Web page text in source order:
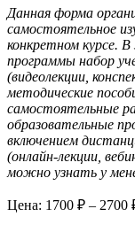
Данная форма
самостоятельное
конкретном курсе.
программы набор
(видеолекции,
методические
самостоятельные
образовательные
включением
(онлайн-лекции,
можно узнать у
Цена: 1700 ₽ – 2700